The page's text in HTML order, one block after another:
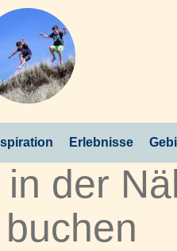
Erlebnisse
der
buchen